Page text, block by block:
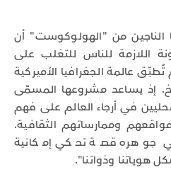
الناجين من "الهولوكوست" أن
اللازمة للناس للتغلب على
عالمة الجغرافيا الأميركية
إذ يساعد مشروعها المسمّى
في أرجاء العالم على فهم
وممارساتهم الثقافية.
جوهره قصة تحكي إمكانية
هوياتنا وذواتنا".